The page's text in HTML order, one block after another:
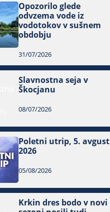
Opozorilo glede
odvzema vode iz
vodotokov v sušnem
obdobju
31/07/2026
Slavnostna seja v
Škocjanu
08/07/2026
Poletni utrip, 5. avgust
2026
05/08/2026
Krkin dres bodo v novi